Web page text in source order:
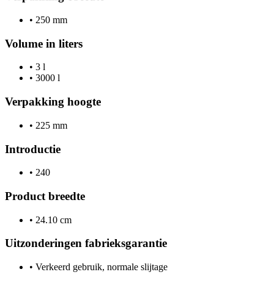
• 250 mm
Volume in liters
• 3 l
• 3000 l
Verpakking hoogte
• 225 mm
Introductie
• 240
Product breedte
• 24.10 cm
Uitzonderingen fabrieksgarantie
• Verkeerd gebruik, normale slijtage